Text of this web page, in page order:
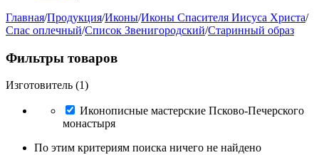
Главная/Продукция/Иконы/Иконы Спасителя Иисуса Христа/
Спас оплечный/Список Звенигородский/Старинный образ
Фильтры товаров
Изготовитель (1)
Иконописные мастерские Псково-Печерского
монастыря
По этим критериям поиска ничего не найдено